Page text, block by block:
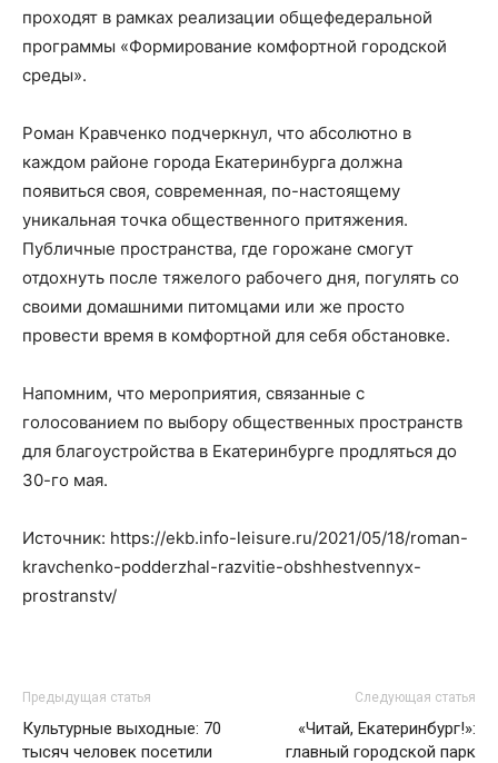
проходят в рамках реализации общефедеральной
программы «Формирование комфортной городской
среды».
Роман Кравченко подчеркнул, что абсолютно в
каждом районе города Екатеринбурга должна
появиться своя, современная, по-настоящему
уникальная точка общественного притяжения.
Публичные пространства, где горожане смогут
отдохнуть после тяжелого рабочего дня, погулять со
своими домашними питомцами или же просто
провести время в комфортной для себя обстановке.
Напомним, что мероприятия, связанные с
голосованием по выбору общественных пространств
для благоустройства в Екатеринбурге продляться до
30-го мая.
Источник: https://ekb.info-leisure.ru/2021/05/18/roman-
kravchenko-podderzhal-razvitie-obshhestvennyx-
prostranstv/
Предыдущая статья
Культурные выходные: 70
тысяч человек посетили
Следующая статья
«Читай, Екатеринбург!»:
главный городской парк